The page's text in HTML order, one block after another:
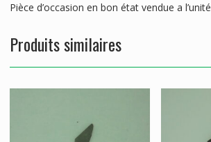
Pièce d’occasion en bon état vendue a l’unité
Produits similaires